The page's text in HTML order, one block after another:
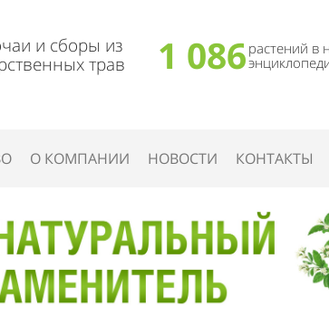
и сборы из
трав
1 086 растений в
О КОМПАНИИ НОВОСТИ КОНТАКТЫ